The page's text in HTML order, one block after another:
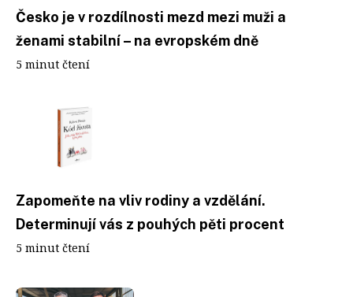
Česko je v rozdílnosti mezd mezi muži a
ženami stabilní – na evropském dně
5 minut čtení
Zapomeňte na vliv rodiny a vzdělání.
Determinují vás z pouhých pěti procent
5 minut čtení